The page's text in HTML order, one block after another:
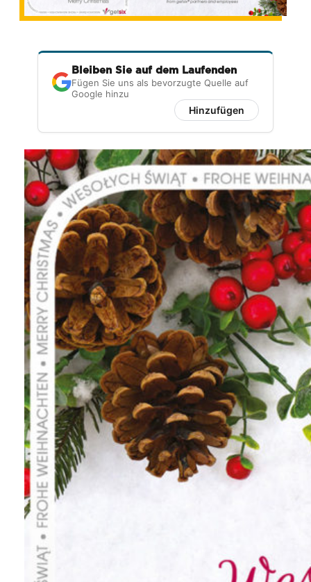
Bleiben Sie auf dem Laufenden
Fügen Sie uns als bevorzugte Quelle auf
Google hinzu
Hinzufügen